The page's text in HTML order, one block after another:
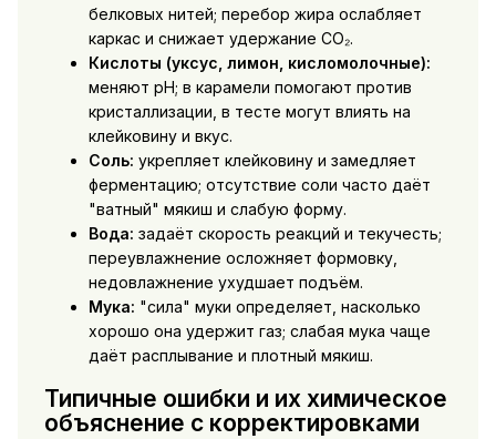
белковых нитей; перебор жира ослабляет
каркас и снижает удержание CO₂.
Кислоты (уксус, лимон, кисломолочные):
меняют pH; в карамели помогают против
кристаллизации, в тесте могут влиять на
клейковину и вкус.
Соль: укрепляет клейковину и замедляет
ферментацию; отсутствие соли часто даёт
"ватный" мякиш и слабую форму.
Вода: задаёт скорость реакций и текучесть;
переувлажнение осложняет формовку,
недовлажнение ухудшает подъём.
Мука: "сила" муки определяет, насколько
хорошо она удержит газ; слабая мука чаще
даёт расплывание и плотный мякиш.
Типичные ошибки и их химическое
объяснение с корректировками